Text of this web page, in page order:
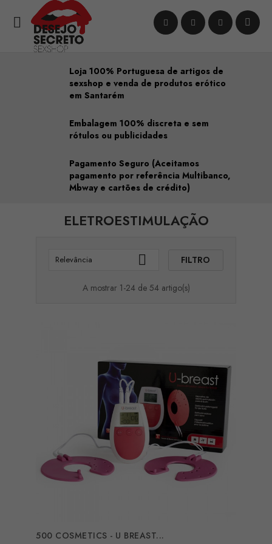

Loja 100% Portuguesa de artigos de
sexshop e venda de produtos erótico
em Santarém
Embalagem 100% discreta e sem
rótulos ou publicidades
Pagamento Seguro (Aceitamos
pagamento por referência Multibanco,
Mbway e cartões de crédito)
ELETROESTIMULAÇÃO
Relevância  FILTRO
A mostrar 1-24 de 54 artigo(s)
500 COSMETICS - U BREAST...